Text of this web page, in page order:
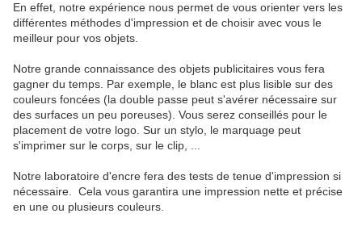
En effet, notre expérience nous permet de vous orienter vers les
différentes méthodes d'impression et de choisir avec vous le
meilleur pour vos objets.
Notre grande connaissance des objets publicitaires vous fera
gagner du temps. Par exemple, le blanc est plus lisible sur des
couleurs foncées (la double passe peut s'avérer nécessaire sur
des surfaces un peu poreuses). Vous serez conseillés pour le
placement de votre logo. Sur un stylo, le marquage peut
s'imprimer sur le corps, sur le clip, ...
Notre laboratoire d'encre fera des tests de tenue d'impression si
nécessaire. Cela vous garantira une impression nette et précise
en une ou plusieurs couleurs.